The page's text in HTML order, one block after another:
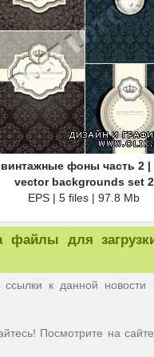
фоны часть 2
vector backgrounds set 2
EPS | 5 files | 97.8 Mb
файлы для
к данной новости
Посмотрите на